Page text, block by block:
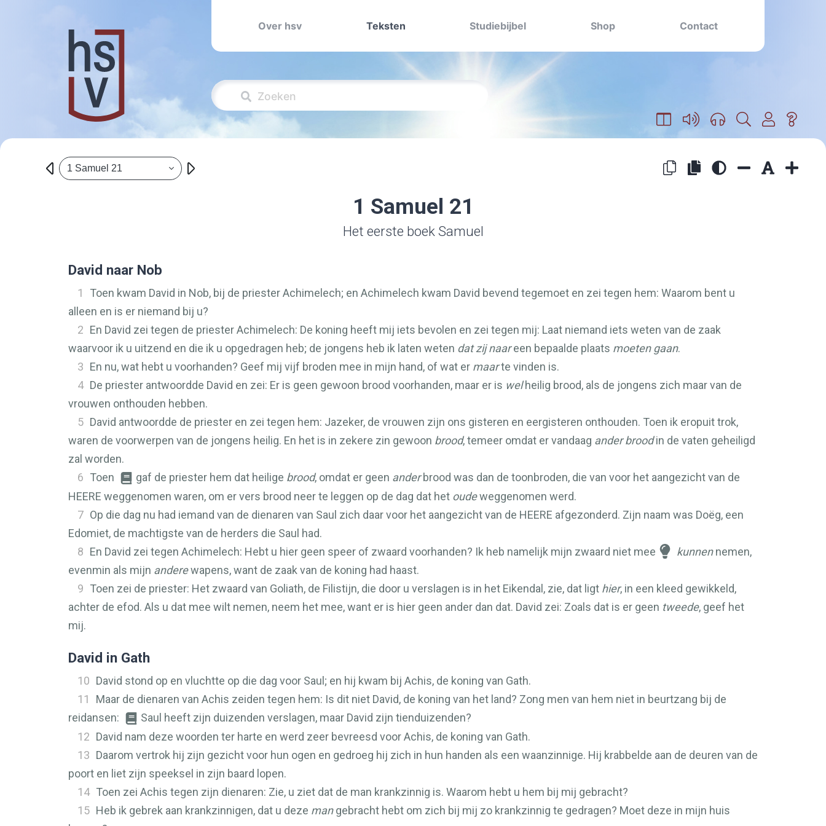
Over hsv Teksten Studiebijbel Shop Contact
1 Samuel 21
1 Samuel 21
Het eerste boek Samuel
David naar Nob
1
Toen kwam David in Nob, bij de priester Achimelech; en Achimelech kwam David bevend tegemoet en zei tegen hem: Waarom bent u
alleen en is er niemand bij u?
2 En David zei tegen de priester Achimelech: De koning heeft mij iets bevolen en zei tegen mij: Laat niemand iets weten van de zaak
waarvoor ik u uitzend en die ik u opgedragen heb; de jongens heb ik laten weten dat zij naareen bepaalde plaats moeten gaan.
3 En nu, wat hebt u voorhanden? Geef mij vijf broden mee in mijn hand, of wat er maarte vinden is.
4 De priester antwoordde David en zei: Er is geen gewoon brood voorhanden, maar er is welheilig brood, als de jongens zich maar van de
vrouwen onthouden hebben.
5 David antwoordde de priester en zei tegen hem: Jazeker, de vrouwen zijn ons gisteren en eergisteren onthouden. Toen ik eropuit trok,
waren de voorwerpen van de jongens heilig. En het is in zekere zin gewoon brood, temeer omdat er vandaag ander broodin de vaten geheiligd
zal worden.
6 Toen gaf de priester hem dat heilige brood, omdat er geen anderbrood was dan de toonbroden, die van voor het aangezicht van de
HEERE weggenomen waren, om er vers brood neer te leggen op de dag dat het oudeweggenomen werd.
7 Op die dag nu had iemand van de dienaren van Saul zich daar voor het aangezicht van de HEERE afgezonderd. Zijn naam was Doëg, een
Edomiet, de machtigste van de herders die Saul had.
8 En David zei tegen Achimelech: Hebt u hier geen speer of zwaard voorhanden? Ik heb namelijk mijn zwaard niet mee kunnennemen,
evenmin als mijn anderewapens, want de zaak van de koning had haast.
9 Toen zei de priester: Het zwaard van Goliath, de Filistijn, die door u verslagen is in het Eikendal, zie, dat ligt hier, in een kleed gewikkeld,
achter de efod. Als u dat mee wilt nemen, neem het mee, want er is hier geen ander dan dat. David zei: Zoals dat is er geen tweede, geef het
mij.
David in Gath
10 David stond op en vluchtte op die dag voor Saul; en hij kwam bij Achis, de koning van Gath.
11
Maar de dienaren van Achis zeiden tegen hem: Is dit niet David, de koning van het land? Zong men van hem niet in beurtzang bij de
reidansen:
Saul heeft zijn duizenden verslagen, maar David zijn tienduizenden?
12 David nam deze woorden ter harte en werd zeer bevreesd voor Achis, de koning van Gath.
13 Daarom vertrok hij zijn gezicht voor hun ogen en gedroeg hij zich in hun handen als een waanzinnige. Hij krabbelde aan de deuren van de
poort en liet zijn speeksel in zijn baard lopen.
14 Toen zei Achis tegen zijn dienaren: Zie, u ziet dat de man krankzinnig is. Waarom hebt u hem bij mij gebracht?
15 Heb ik gebrek aan krankzinnigen, dat u deze mangebracht hebt om zich bij mij zo krankzinnig te gedragen? Moet deze in mijn huis